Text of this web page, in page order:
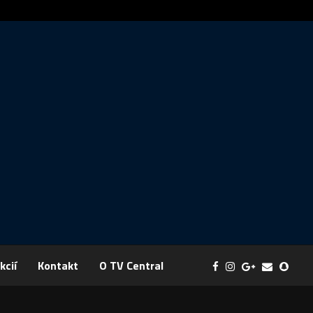
Kontakt O TV Central